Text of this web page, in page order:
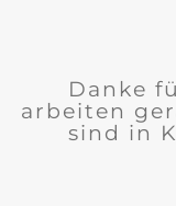
Danke
arbeiten
sind in